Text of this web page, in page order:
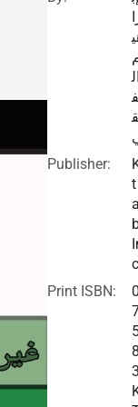
ف
ق
Publisher:
t
Print ISBN: